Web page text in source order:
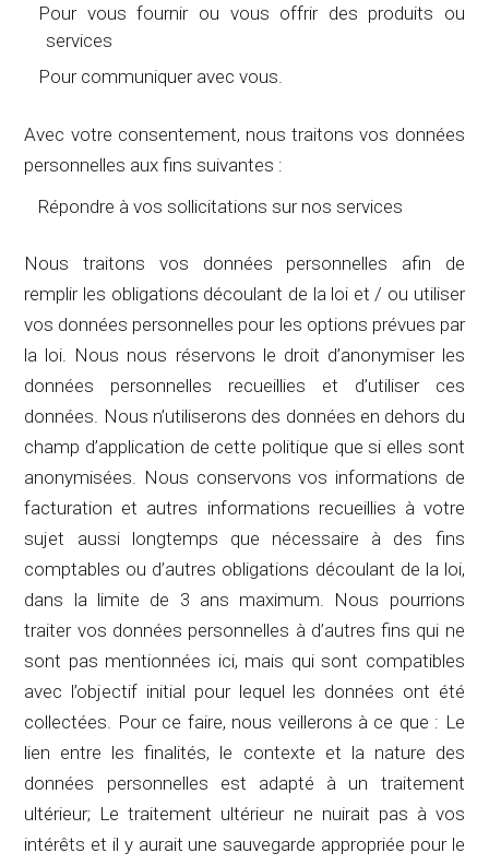
Pour vous fournir ou vous offrir des produits ou
services
Pour communiquer avec vous.
Avec votre consentement, nous traitons vos données
personnelles aux fins suivantes :
Répondre à vos sollicitations sur nos services
Nous traitons vos données personnelles afin de
remplir les obligations découlant de la loi et / ou utiliser
vos données personnelles pour les options prévues par
la loi. Nous nous réservons le droit d’anonymiser les
données personnelles recueillies et d’utiliser ces
données. Nous n’utiliserons des données en dehors du
champ d’application de cette politique que si elles sont
anonymisées. Nous conservons vos informations de
facturation et autres informations recueillies à votre
sujet aussi longtemps que nécessaire à des fins
comptables ou d’autres obligations découlant de la loi,
dans la limite de 3 ans maximum. Nous pourrions
traiter vos données personnelles à d’autres fins qui ne
sont pas mentionnées ici, mais qui sont compatibles
avec l’objectif initial pour lequel les données ont été
collectées. Pour ce faire, nous veillerons à ce que : Le
lien entre les finalités, le contexte et la nature des
données personnelles est adapté à un traitement
ultérieur; Le traitement ultérieur ne nuirait pas à vos
intérêts et il y aurait une sauvegarde appropriée pour le